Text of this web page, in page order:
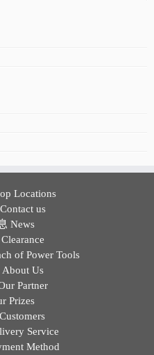
Locations
us
News
of Power Tools
Us
Partner
Prizes
Service
Method